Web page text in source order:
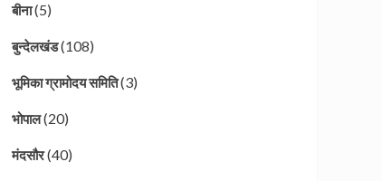
बीना(5)
बुन्देलखंड(108)
भूमिका ग्रामोदय समिति(3)
भोपाल(20)
मंदसौर(40)